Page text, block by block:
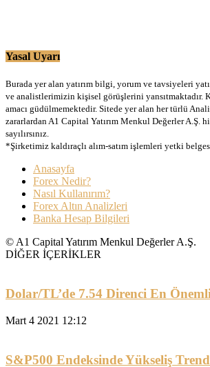
Yasal Uyarı
Burada yer alan yatırım bilgi, yorum ve tavsiyeleri
ve analistlerimizin kişisel görüşlerini yansıtmaktadır.
amacı güdülmemektedir. Sitede yer alan her türlü
zararlardan A1 Capital Yatırım Menkul Değerler
sayılırsınız.
*Şirketimiz kaldıraçlı alım-satım işlemleri yetki
Anasayfa
Forex Nedir?
Nasıl Kullanırım?
Forex Altın Analizleri
Banka Hesap Bilgileri
© A1 Capital Yatırım Menkul Değerler A.Ş.
DİĞER İÇERİKLER
Dolar/TL’de 7.54 Direnci En
Mart 4 2021 12:12
S&P500 Endeksinde Yükseliş